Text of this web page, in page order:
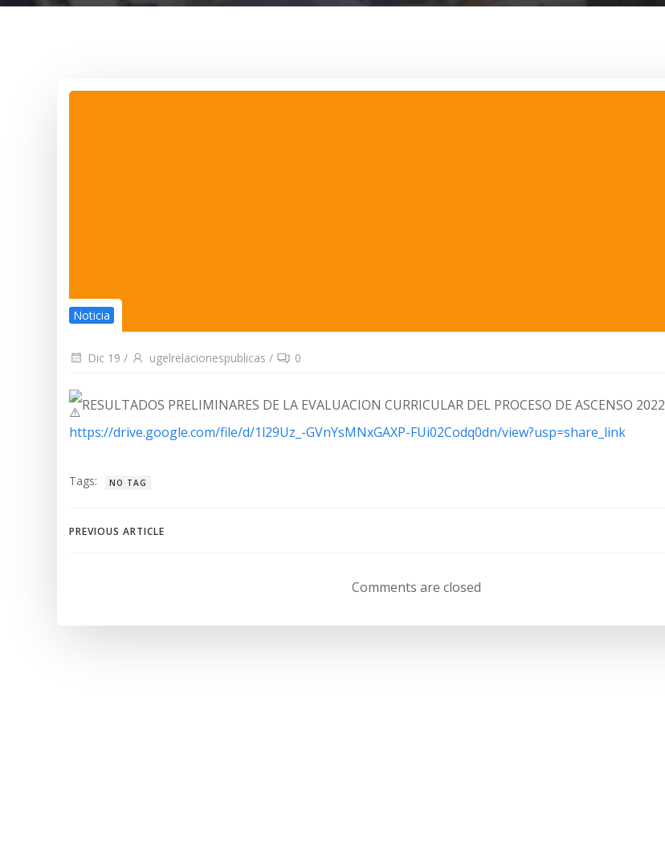
Noticia
Dic 19 / ugelrelacionespublicas / 0
RESULTADOS PRELIMINARES DE LA EVALUACION CURRICULAR DEL PROCESO DE ASCENSO 2022
https://drive.google.com/file/d/1l29Uz_-GVnYsMNxGAXP-FUi02Codq0dn/view?usp=share_link
Tags: NO TAG
Navegación
entradas
PREVIOUS ARTICLE
de
entradas
Comments are closed